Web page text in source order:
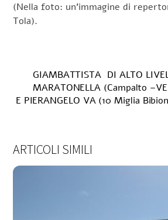
(Nella foto: un’immagine di
Tola).
GIAMBATTISTA DI ALTO
MARATONELLA (Campalto
E PIERANGELO VA (10 Miglia
ARTICOLI SIMILI